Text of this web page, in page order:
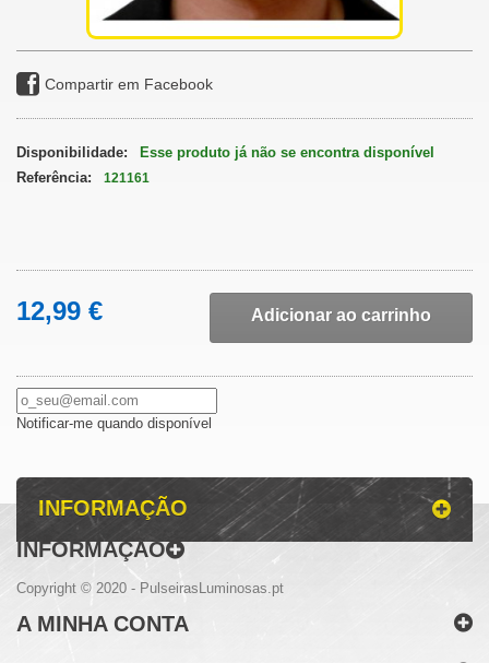
Compartir em Facebook
Disponibilidade:
Esse produto já não se encontra disponível
Referência:
121161
12,99 € Adicionar ao carrinho
Notificar-me quando disponível
INFORMAÇÃO
INFORMAÇÃO
Copyright © 2020 - PulseirasLuminosas.pt
A MINHA CONTA